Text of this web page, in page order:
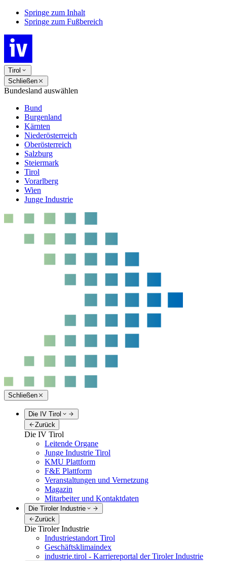
Springe zum Inhalt
Springe zum Fußbereich
Tirol
Schließen
Bundesland auswählen
Bund
Burgenland
Kärnten
Niederösterreich
Oberösterreich
Salzburg
Steiermark
Tirol
Vorarlberg
Wien
Junge Industrie
Schließen
Die IV Tirol
Zurück
Die IV Tirol
Leitende Organe
Junge Industrie Tirol
KMU Plattform
F&E Plattform
Veranstaltungen und Vernetzung
Magazin
Mitarbeiter und Kontaktdaten
Die Tiroler Industrie
Zurück
Die Tiroler Industrie
Industriestandort Tirol
Geschäftsklimaindex
industrie.tirol - Karriereportal der Tiroler Industrie